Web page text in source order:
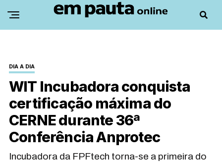
DIA A DIA
WIT Incubadora conquista
certificação máxima do
CERNE durante 36ª
Conferência Anprotec
Incubadora da FPFtech torna-se a primeira do